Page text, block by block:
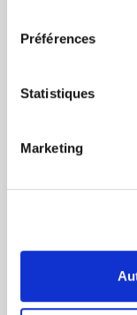
Préférences
Statistiques
Marketing
Informations
SFDR-info
Rapport